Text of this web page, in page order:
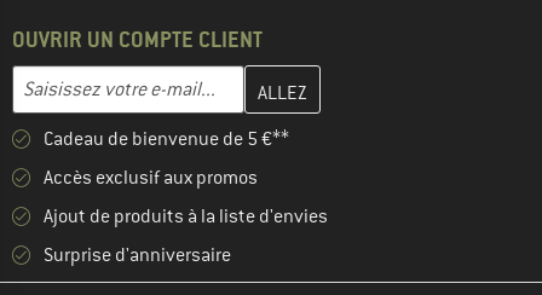
OUVRIR UN COMPTE CLIENT
Adresse e-mail
Entrez votre adresse e-mail ici et créez votre compte client à la
Cadeau de bienvenue de 5 €**
Accès exclusif aux promos
Ajout de produits à la liste d'envies
Surprise d'anniversaire